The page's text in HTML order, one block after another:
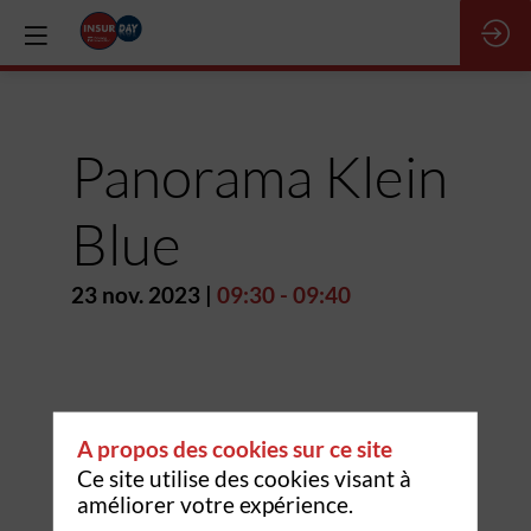
Panorama Klein
Blue
23 nov. 2023 09:30 - 09:40
A propos des cookies sur ce site
Ce site utilise des cookies visant à
améliorer votre expérience.